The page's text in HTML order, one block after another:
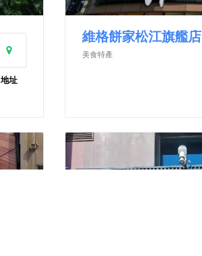
地址
維格餅家松江旗艦店
美食特產